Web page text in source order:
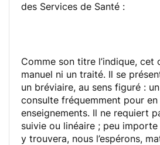
des Services de Santé :
Comme son titre l’indique, cet
manuel ni un traité. Il se
un bréviaire, au sens figuré :
consulte fréquemment pour
enseignements. Il ne requiert
suivie ou linéaire ; peu importe
y trouvera, nous l’espérons,